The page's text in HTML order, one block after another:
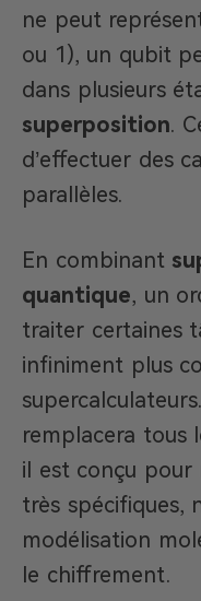
ne peut
ou 1), un qubit
dans plusieurs
superposition.
d’effectuer des
parallèles.
En combinant
quantique, un
traiter certaines
infiniment plus
remplacera tous
il est conçu pour
très spécifiques,
modélisation
le chiffrement.